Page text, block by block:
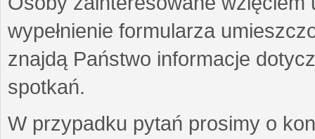
wypełnienie formularza
znajdą Państwo informacje
spotkań.
W przypadku pytań prosimy o